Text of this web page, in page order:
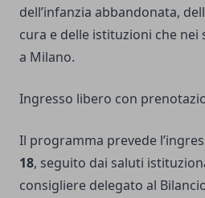
dell’infanzia abbandonata,
cura e delle istituzioni che
a Milano.
Ingresso libero con
Il programma prevede
18, seguito dai saluti
consigliere delegato al